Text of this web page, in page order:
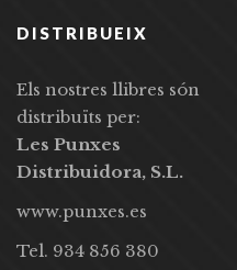
DISTRIBUEIX
Els nostres llibres són
distribuïts per:
Les Punxes
Distribuidora, S.L.
www.punxes.es
Tel. 934 856 380